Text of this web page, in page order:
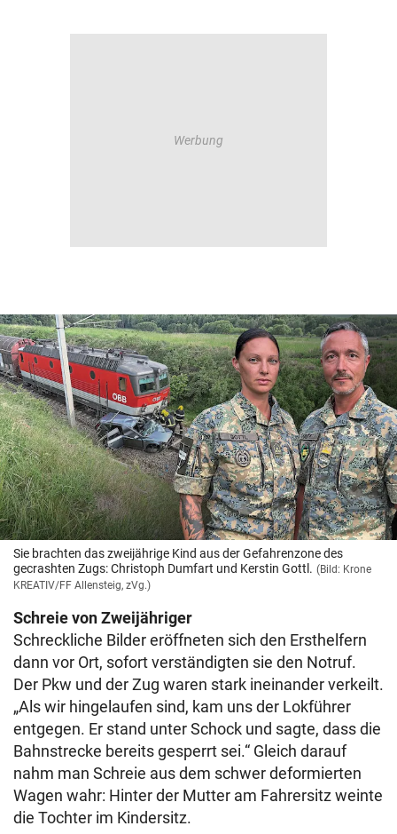
Sie brachten das zweijährige Kind aus der Gefahrenzone des
gecrashten Zugs: Christoph Dumfart und Kerstin Gottl. (Bild: Krone
KREATIV/FF Allensteig, zVg.)
Schreie von Zweijähriger
Schreckliche Bilder eröffneten sich den Ersthelfern
dann vor Ort, sofort verständigten sie den Notruf.
Der Pkw und der Zug waren stark ineinander verkeilt.
„Als wir hingelaufen sind, kam uns der Lokführer
entgegen. Er stand unter Schock und sagte, dass die
Bahnstrecke bereits gesperrt sei.“ Gleich darauf
nahm man Schreie aus dem schwer deformierten
Wagen wahr: Hinter der Mutter am Fahrersitz weinte
die Tochter im Kindersitz.